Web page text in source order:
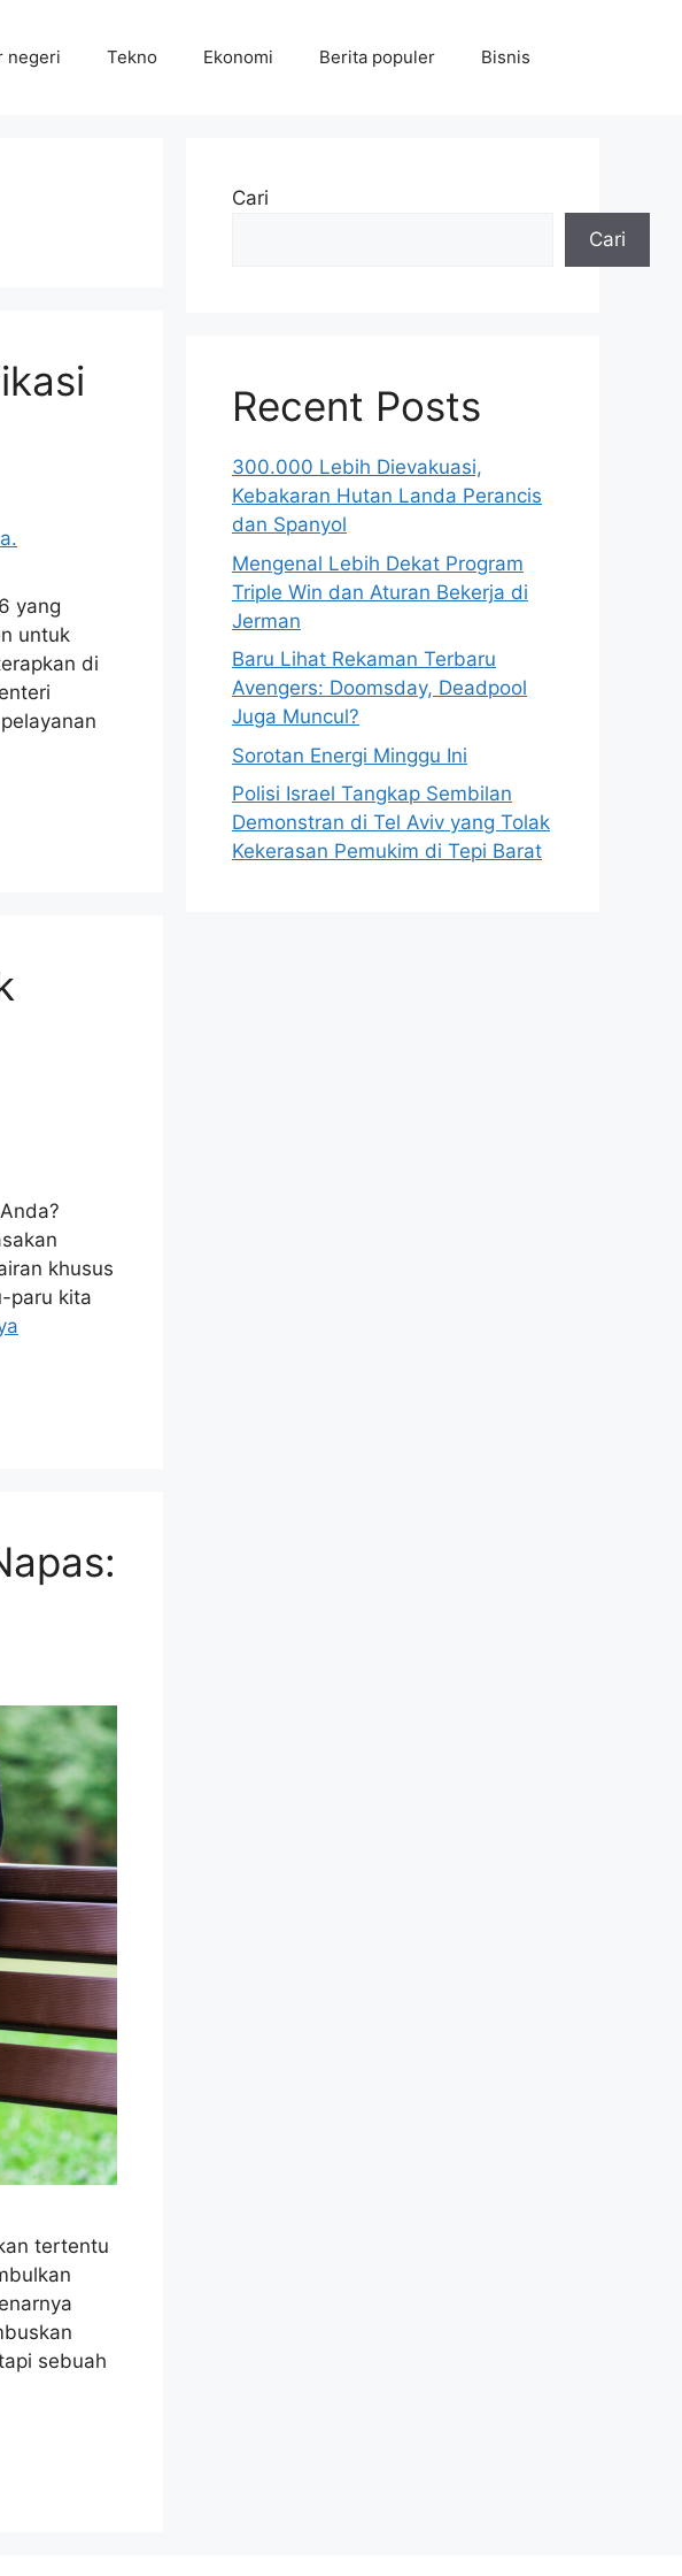
negeri Tekno Ekonomi Berita populer Bisnis
yang
untuk
di
khusus
paru kita
tertentu
sebuah
Cari
Cari
Recent Posts
300.000 Lebih Dievakuasi,
Kebakaran Hutan Landa Perancis
dan Spanyol
Mengenal Lebih Dekat Program
Triple Win dan Aturan Bekerja di
Jerman
Baru Lihat Rekaman Terbaru
Avengers: Doomsday, Deadpool
Juga Muncul?
Sorotan Energi Minggu Ini
Polisi Israel Tangkap Sembilan
Demonstran di Tel Aviv yang Tolak
Kekerasan Pemukim di Tepi Barat